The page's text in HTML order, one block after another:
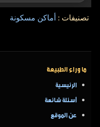
تصنيفات : أماكن مسكونة
ما وراء الطبيعة
الرئيسية
أسئلة شائعة
عن الموقع